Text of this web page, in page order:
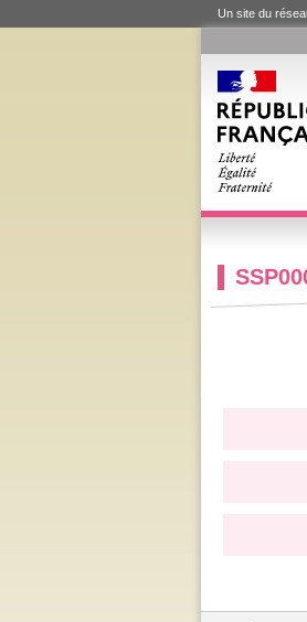
Un site du